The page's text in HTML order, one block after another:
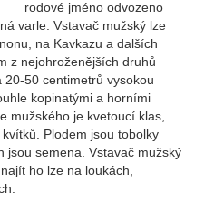
rodové jméno odvozeno
varle. Vstavač mužský lze
na Kavkazu a dalších
z nejohroženějších druhů
50 centimetrů vysokou
kopinatými a horními
mužského je kvetoucí klas,
Plodem jsou tobolky
jsou semena. Vstavač mužský
ho lze na loukách,